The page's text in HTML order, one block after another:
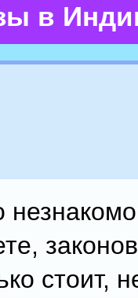
в
стоит,